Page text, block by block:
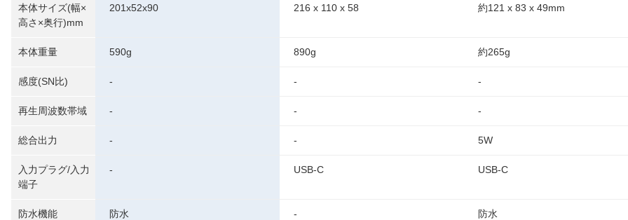
本体サイズ(幅×
高さ×奥行)mm
本体重量
感度(SN比)
再生周波数帯域
総合出力
入力プラグ/入力
端子
防水機能
201x52x90
590g
-
-
-
-
防水
216 x 110 x 58
890g
-
-
-
USB-C
-
約121 x 83 x 49mm
約265g
-
-
5W
USB-C
防水